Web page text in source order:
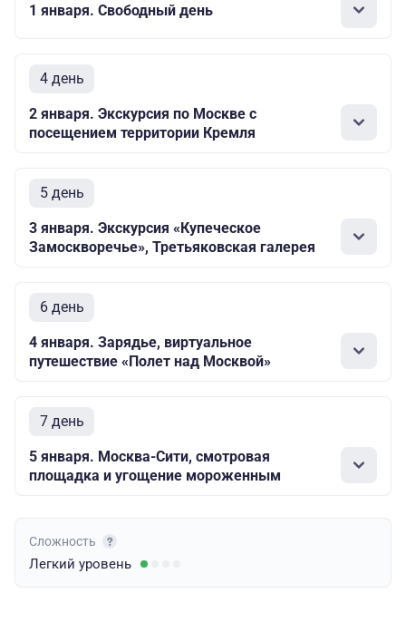
1 января. Свободный день
4 день
2 января. Экскурсия по Москве с
посещением территории Кремля
5 день
3 января. Экскурсия «Купеческое
Замоскворечье», Третьяковская галерея
6 день
4 января. Зарядье, виртуальное
путешествие «Полет над Москвой»
7 день
5 января. Москва-Сити, смотровая
площадка и угощение мороженным
Сложность
Легкий уровень